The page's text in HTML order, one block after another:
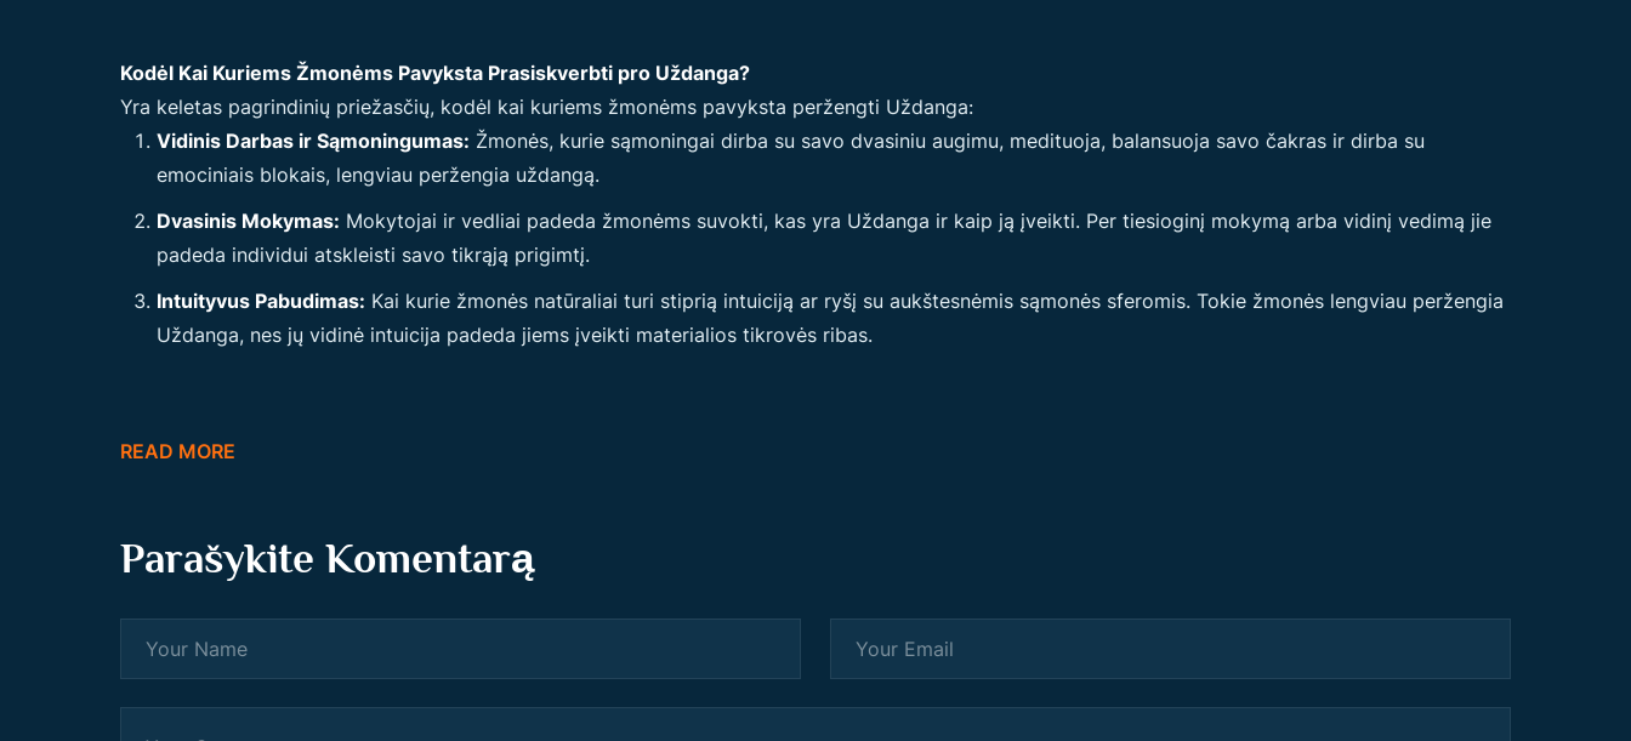
Kodėl Kai Kuriems Žmonėms Pavyksta Prasiskverbti pro Uždanga?
Yra keletas pagrindinių priežasčių, kodėl kai kuriems žmonėms pavyksta peržengti Uždanga:
Vidinis Darbas ir Sąmoningumas: Žmonės, kurie sąmoningai dirba su savo dvasiniu augimu, medituoja, balansuoja savo čakras ir dirba su
emociniais blokais, lengviau peržengia uždangą.
Dvasinis Mokymas: Mokytojai ir vedliai padeda žmonėms suvokti, kas yra Uždanga ir kaip ją įveikti. Per tiesioginį mokymą arba vidinį vedimą jie
padeda individui atskleisti savo tikrąją prigimtį.
Intuityvus Pabudimas: Kai kurie žmonės natūraliai turi stiprią intuiciją ar ryšį su aukštesnėmis sąmonės sferomis. Tokie žmonės lengviau peržengia
Uždanga, nes jų vidinė intuicija padeda jiems įveikti materialios tikrovės ribas.
READ MORE
Parašykite Komentarą